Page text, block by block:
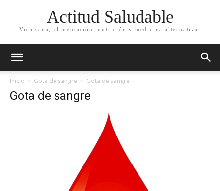
Actitud Saludable
Vida sana, alimentación, nutrición y medicina alternativa.
Inicio Gota de sangre Gota de sangre
Gota de sangre